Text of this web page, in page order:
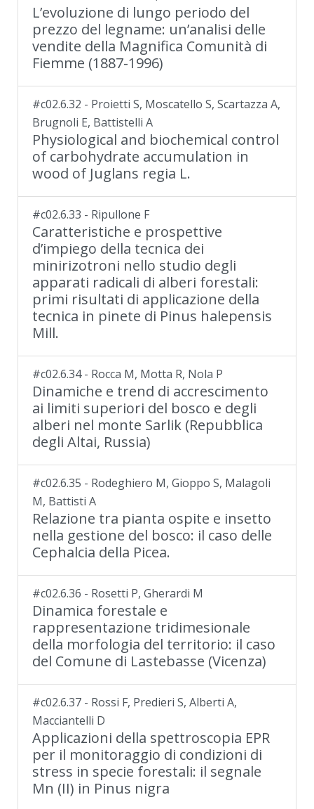
L’evoluzione di lungo periodo del
prezzo del legname: un’analisi delle
vendite della Magnifica Comunità di
Fiemme (1887-1996)
#c02.6.32 - Proietti S, Moscatello S, Scartazza A,
Brugnoli E, Battistelli A
Physiological and biochemical control
of carbohydrate accumulation in
wood of Juglans regia L.
#c02.6.33 - Ripullone F
Caratteristiche e prospettive
d’impiego della tecnica dei
minirizotroni nello studio degli
apparati radicali di alberi forestali:
primi risultati di applicazione della
tecnica in pinete di Pinus halepensis
Mill.
#c02.6.34 - Rocca M, Motta R, Nola P
Dinamiche e trend di accrescimento
ai limiti superiori del bosco e degli
alberi nel monte Sarlik (Repubblica
degli Altai, Russia)
#c02.6.35 - Rodeghiero M, Gioppo S, Malagoli
M, Battisti A
Relazione tra pianta ospite e insetto
nella gestione del bosco: il caso delle
Cephalcia della Picea.
#c02.6.36 - Rosetti P, Gherardi M
Dinamica forestale e
rappresentazione tridimesionale
della morfologia del territorio: il caso
del Comune di Lastebasse (Vicenza)
#c02.6.37 - Rossi F, Predieri S, Alberti A,
Macciantelli D
Applicazioni della spettroscopia EPR
per il monitoraggio di condizioni di
stress in specie forestali: il segnale
Mn (II) in Pinus nigra